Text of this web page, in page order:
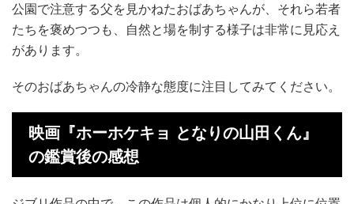
公園で注意する父を見かねたおばあちゃんが、それら若者
たちを褒めつつも、自然と場を制する様子は非常に見応え
があります。
そのおばあちゃんの冷静な態度に注目してみてください。
映画『ホーホケキョ となりの山田くん』
の鑑賞後の感想